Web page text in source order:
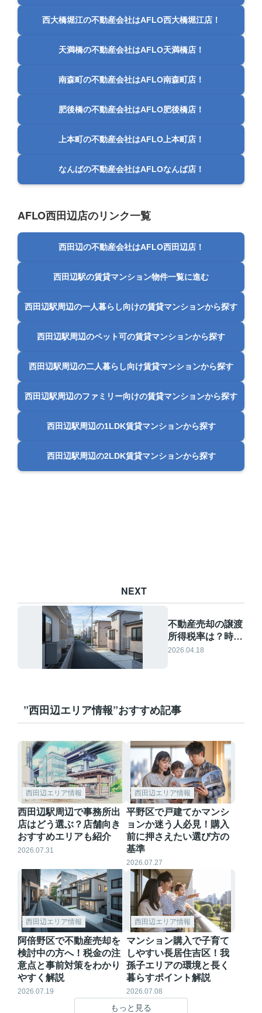
西大橋堀江の不動産会社はAFLO西大橋堀江店！
天満橋の不動産会社はAFLO天満橋店！
南森町の不動産会社はAFLO南森町店！
肥後橋の不動産会社はAFLO肥後橋店！
上本町の不動産会社はAFLO上本町店！
なんばの不動産会社はAFLOなんば店！
AFLO西田辺店のリンク一覧
西田辺の不動産会社はAFLO西田辺店！
西田辺駅の賃貸マンション物件一覧に進む
西田辺駅周辺の一人暮らし向けの賃貸マンションから探す
西田辺駅周辺のペット可の賃貸マンションから探す
西田辺駅周辺の二人暮らし向け賃貸マンションから探す
西田辺駅周辺のファミリー向けの賃貸マンションから探す
西田辺駅周辺の1LDK賃貸マンションから探す
西田辺駅周辺の2LDK賃貸マンションから探す
NEXT
不動産売却の譲渡
所得税率は？時期
で変わる税負担と
2026.04.18
”西田辺エリア情報”おすすめ記事
西田辺エリア情報
西田辺駅周辺で事務所出
店はどう選ぶ？店舗向き
おすすめエリアも紹介
2026.07.31
西田辺エリア情報
平野区で戸建てかマンシ
ョンか迷う人必見！購入
前に押さえたい選び方の
基準
2026.07.27
西田辺エリア情報
阿倍野区で不動産売却を
検討中の方へ！税金の注
意点と事前対策をわかり
やすく解説
2026.07.19
西田辺エリア情報
マンション購入で子育て
しやすい長居住吉区！我
孫子エリアの環境と長く
暮らすポイント解説
2026.07.08
もっと見る